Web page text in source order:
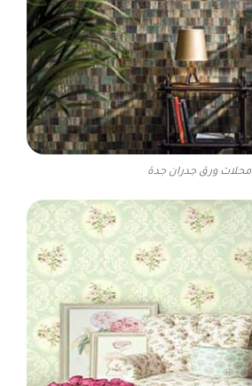
محلات ورق جدران جدة